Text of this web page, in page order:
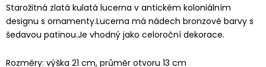
Starožitná zlatá kulatá lucerna v antickém koloniálním
designu s ornamenty.Lucerna má nádech bronzové barvy s
šedavou patinou.Je vhodný jako celoroční dekorace.
Rozměry: výška 21 cm, průměr otvoru 13 cm